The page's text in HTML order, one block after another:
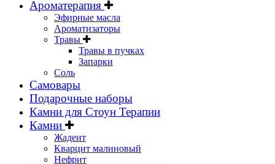
Ароматерапия
Эфирные масла
Ароматизаторы
Травы
Травы в пучках
Запарки
Соль
Самовары
Подарочные наборы
Камни для Стоун Терапии
Камни
Жадеит
Кварцит малиновый
Нефрит